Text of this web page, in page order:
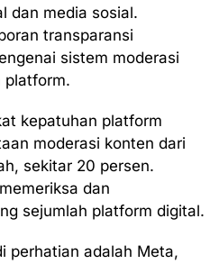
dan media sosial.
transparansi
sistem moderasi
platform.
kepatuhan platform
moderasi konten dari
sekitar 20 persen.
dan
sejumlah platform digital.
perhatian adalah Meta,